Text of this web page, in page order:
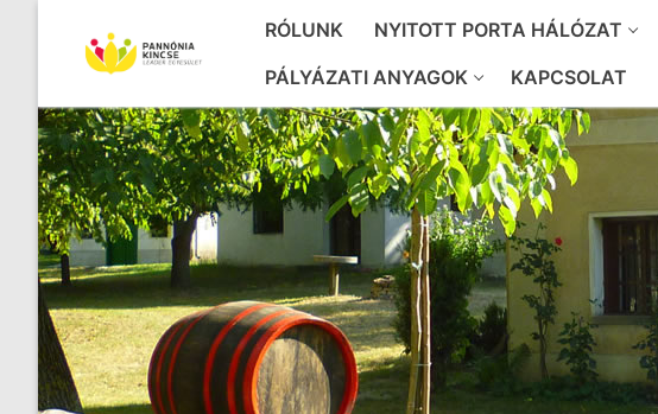
tartalomra
RÓLUNK NYITOTT PORTA HÁLÓZAT
PÁLYÁZATI ANYAGOK
KAPCSOLAT